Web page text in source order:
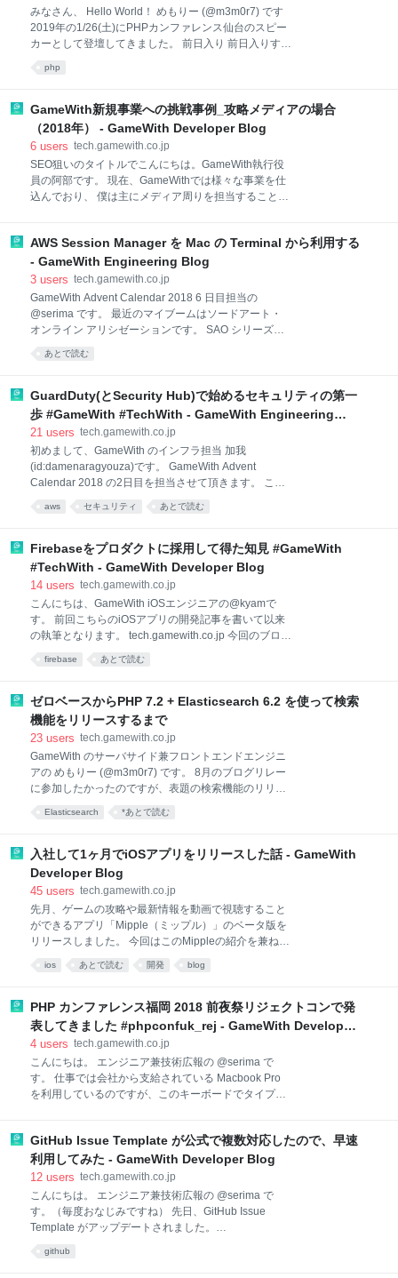
す。 統合の背景について詳しく知りたい方はこちらの
記事をどうぞ。 tech.gamewith.co.jp 実際の開発方法
1.まずは別アプリとして作る 自分はまず旧Mipple側を
統合後のUIに変更し機能などを実装しました。 本体ア
みなさん、 Hello World！ めもりー (@m3m0r7) です
2019年の1/26(土)にPHPカンファレンス仙台のスピー
カーとして登壇してきました。 前日入り 前日入りする
なし、オフィスを出発して仙台へ向かいました。 そし
Slackに「さすが」という謎のリアクションが…😂 ち
なみに仙台駅内では牛タン通りやすし通りなるものが
ありました。 全店舗制覇したいという葛藤の中、体力
ンしました。 ホテルが綺麗すぎて、ホテルすごいって
気持ちになりました。 仙台名物の牛タン そのあとは、
仙台名物の牛タン屋で牛タンを食べました🐮 おいし
す） 牛タンを食べたあとに気づいたのですが、実はラ
php
GameWith新規事業への挑戦事例_攻略メディアの場合
（2018年） - GameWith Developer Blog
6 users tech.gamewith.co.jp
SEO狙いのタイトルでこんにちは。GameWith執行役
員の阿部です。 現在、GameWithでは様々な事業を仕
込んでおり、 僕は主にメディア周りを担当することが
たのか共有しようと思います。 これから新規事業を作
る、社内外の方の参考になれば幸いです。 攻略メディ
アが新たに注力した2つの事業 1.ゲーム攻略の短尺動
画 1つ目はゲーム攻略の短尺動画です。 市場トレンド
としてアクションゲーム（荒野行動やフォートナイ
ト）が流行る中で、どうしても攻略サイト
体のメディアは相性が悪いです。 また市場には
のですが、攻略情報を伝えることをメインとした短尺
動画はプレイヤーのいない領域でした。
AWS Session Manager を Mac の Terminal から利用する
- GameWith Engineering Blog
3 users tech.gamewith.co.jp
GameWith Advent Calendar 2018 6 日目担当の
@serima です。 最近のマイブームはソードアート・
オンライン アリシゼーションです。 SAO シリーズで
一番好きなエピソードは「ファントム・バレット」
で、気付いたら何度も視聴しています。 Session
実現のために AWS Session Manager を利用していま
す。 AWS Session Manager を利用すると、踏み台サ
ーバが不要になります。 踏み台サーバが不要になると
す。 前提として以下を満たしていると、EC2 インスタ
ンスにシェルアクセスが可能になります。 シェルアク
セスを受け付ける EC2 インスタンスに AWS Systems
Manager エージェントがインストールされて
あとで読む
GuardDuty(とSecurity Hub)で始めるセキュリティの第一
歩 #GameWith #TechWith - GameWith Engineering
Blog
21 users tech.gamewith.co.jp
初めまして、GameWith のインフラ担当 加我
(id:damenaragyouza)です。 GameWith Advent
Calendar 2018 の2日目を担当させて頂きます。 ここ
最近、外部からの不正なトラフィックによる攻撃が流
行しています。 ユーザにサービスを安心して使って頂
要があると感じ、現状の課題と対策を検討しました。
対象となる読者 セキュリティ対策を何から始めようか
迷ってる方 チームにセキュリティの専任がいない状況
ティ上の課題 弊社のゲーム攻略メディアである
gamewith.jp は2013年9月にオープンしました。 特定
の時間帯でトラフィックが跳ね上がるというサービス
上の特性に対し、AWSを活用する事で高トラフィック
aws セキュリティ あとで読む
Firebaseをプロダクトに採用して得た知見 #GameWith
#TechWith - GameWith Developer Blog
14 users tech.gamewith.co.jp
こんにちは、GameWith iOSエンジニアの@kyamで
す。 前回こちらのiOSアプリの開発記事を書いて以来
の執筆となります。 tech.gamewith.co.jp 今回のブログ
内容と関連するので是非一読していただけると今回の
記事がスムーズに読めるかと思います。 なぜFirebase
にたくさんあると思いますが改めて記事を書こうと思
った理由として、主に２つあります。 記事を書く際に
改めてブログで扱う技術について再調査する事が多
クトに活かすという事がよくある 社内で新規プロダク
トや既存プロダクトにFirebaseを採用する事例が増え
ているので、社内に向けても知見共有になれば良いな
と思った 上記の理由からブログを書くことにしたので
firebase あとで読む
ゼロベースからPHP 7.2 + Elasticsearch 6.2 を使って検索
機能をリリースするまで
23 users tech.gamewith.co.jp
GameWith のサーバサイド兼フロントエンドエンジニ
アの めもりー (@m3m0r7) です。 8月のブログリレー
に参加したかったのですが、表題の検索機能のリリー
スに追われてて参加できませんでした 😥 開発に約1.5
ヶ月ほど要して、大きな一つの機能である「検索機
ました 👏 この開発はサーバサイドが主だったため、フ
ロントエンドが恋しくなってしまいました。React触
りたい…。 開発メンバー 開発メンバーは弊社の開発部
ューニングを行ったのがインフラエンジニアです。 私
自身は主に検索機能のAPI周りの設計、アプリケーシ
ョンの開発、大まかなインフラ設計・構築などを行っ
ていました。 開発の技術スタック GameWith としては
Elasticsearch *あとで読む
入社して1ヶ月でiOSアプリをリリースした話 - GameWith
Developer Blog
45 users tech.gamewith.co.jp
先月、ゲームの攻略や最新情報を動画で視聴すること
ができるアプリ「Mipple（ミップル）」のベータ版を
リリースしました。 今回はこのMippleの紹介を兼ね
て、タイトル通りいかに素早くアプリをファーストリ
リースしたか、ということをテーマに執筆していま
%E3%82%B5%E3%82%AF%E3%81%A3%E3%81%
A8%E8%A6%8B%E3%82%8B%E3%82%B2%E3%8
3%BC%E3%83%A0%E6%94%BB%E7%95%A5%E5
%E3%82%81/id1406664366?l=ja&ls=1&mt=8 Mipple
とは 先月リリースしたMippleについて簡単にまとめる
と、 ゲームの攻略情報や最新ニュースを短尺動画で視
ios あとで読む 開発 blog
PHP カンファレンス福岡 2018 前夜祭リジェクトコンで発
表してきました #phpconfuk_rej - GameWith Developer
Blog
4 users tech.gamewith.co.jp
こんにちは。 エンジニア兼技術広報の @serima で
す。 仕事では会社から支給されている Macbook Pro
を利用しているのですが、このキーボードでタイプし
ました。（自分の場合はマウスを使うので、完全には
それではないのですが…） いずれにせよ、HHKB を利
用することで腱鞘炎は改善しました！ と、前置きはこ
こまでにしておいて… PHP カンファレンス福岡の登
壇枠への応募 PHP カンファレンス福岡 2018 の登壇枠
に下記の内容で応募したのですが、残念ながら採択さ
のようなインフラ構成で動いているかという話を中心
GitHub Issue Template が公式で複数対応したので、早速
利用してみた - GameWith Developer Blog
12 users tech.gamewith.co.jp
こんにちは。 エンジニア兼技術広報の @serima で
す。（毎度おなじみですね） 先日、GitHub Issue
Template がアップデートされました。
ポジトリに適用して使い始めてみたので、軽くレポー
github